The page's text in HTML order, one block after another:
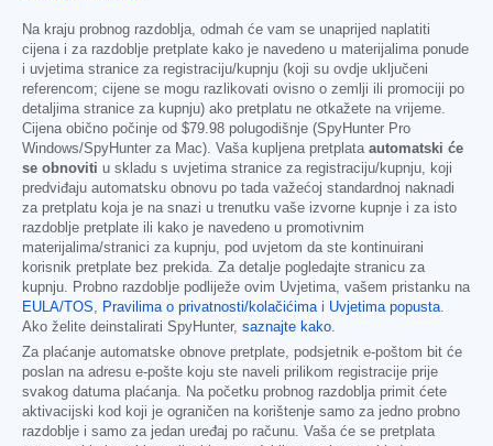
Na kraju probnog razdoblja, odmah će vam se unaprijed naplatiti
cijena i za razdoblje pretplate kako je navedeno u materijalima ponude
i uvjetima stranice za registraciju/kupnju (koji su ovdje uključeni
referencom; cijene se mogu razlikovati ovisno o zemlji ili promociji po
detaljima stranice za kupnju) ako pretplatu ne otkažete na vrijeme.
Cijena obično počinje od $79.98 polugodišnje (SpyHunter Pro
Windows/SpyHunter za Mac). Vaša kupljena pretplata automatski će
se obnoviti u skladu s uvjetima stranice za registraciju/kupnju, koji
predviđaju automatsku obnovu po tada važećoj standardnoj naknadi
za pretplatu koja je na snazi u trenutku vaše izvorne kupnje i za isto
razdoblje pretplate ili kako je navedeno u promotivnim
materijalima/stranici za kupnju, pod uvjetom da ste kontinuirani
korisnik pretplate bez prekida. Za detalje pogledajte stranicu za
kupnju. Probno razdoblje podliježe ovim Uvjetima, vašem pristanku na
EULA/TOS, Pravilima o privatnosti/kolačićimai Uvjetima popusta.
Ako želite deinstalirati SpyHunter, saznajte kako.
Za plaćanje automatske obnove pretplate, podsjetnik e-poštom bit će
poslan na adresu e-pošte koju ste naveli prilikom registracije prije
svakog datuma plaćanja. Na početku probnog razdoblja primit ćete
aktivacijski kod koji je ograničen na korištenje samo za jedno probno
razdoblje i samo za jedan uređaj po računu. Vaša će se pretplata